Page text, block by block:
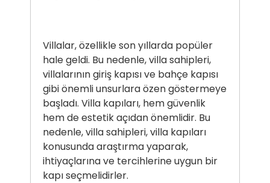
Villalar, özellikle son yıllarda popüler
hale geldi. Bu nedenle, villa sahipleri,
villalarının giriş kapısı ve bahçe kapısı
gibi önemli unsurlara özen göstermeye
başladı. Villa kapıları, hem güvenlik
hem de estetik açıdan önemlidir. Bu
nedenle, villa sahipleri, villa kapıları
konusunda araştırma yaparak,
ihtiyaçlarına ve tercihlerine uygun bir
kapı seçmelidirler.